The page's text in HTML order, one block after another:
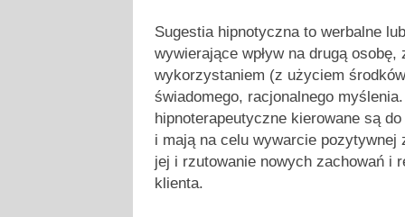
Sugestia hipnotyczna to werbalne
wywierające wpływ na drugą
wykorzystaniem (z użyciem
świadomego, racjonalnego
hipnoterapeutyczne kierowane są
i mają na celu wywarcie pozytywnej
jej i rzutowanie nowych zachowań i
klienta.